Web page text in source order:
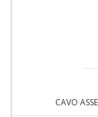
CAVO